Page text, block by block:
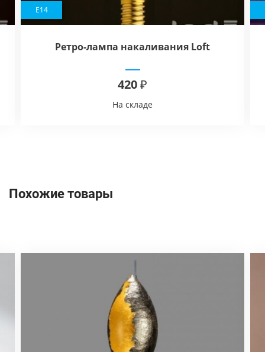
E14
Ретро-лампа накаливания Loft
420 ₽
На складе
Похожие товары